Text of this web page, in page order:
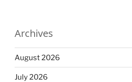
Archives
August 2026
July 2026